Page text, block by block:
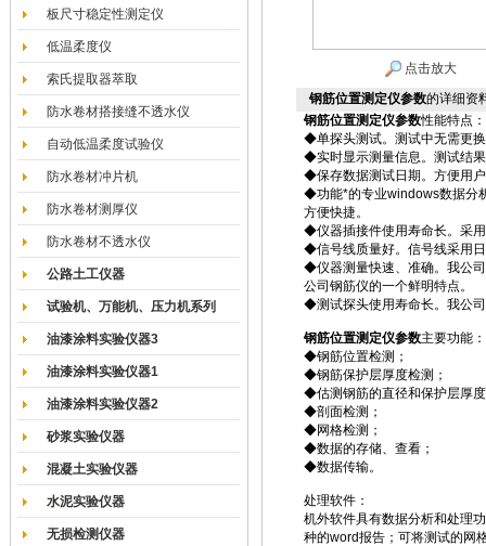
板尺寸稳定性测定仪
低温柔度仪
索氏提取器萃取
防水卷材搭接缝不透水仪
自动低温柔度试验仪
防水卷材冲片机
防水卷材测厚仪
防水卷材不透水仪
公路土工仪器
试验机、万能机、压力机系列
油漆涂料实验仪器3
油漆涂料实验仪器1
油漆涂料实验仪器2
砂浆实验仪器
混凝土实验仪器
水泥实验仪器
无损检测仪器
点击放大
钢筋位置测定仪参数的详细资
钢筋位置测定仪参数性能特点：
◆单探头测试。测试中无需更
◆实时显示测量信息。测试结
◆保存数据测试日期。方便用
◆功能*的专业windows数据分
方便快捷。
◆仪器插接件使用寿命长。采
◆信号线质量好。信号线采用
◆仪器测量快速、准确。我公
公司钢筋仪的一个鲜明特点。
◆测试探头使用寿命长。我公
钢筋位置测定仪参数主要功能：
◆钢筋位置检测；
◆钢筋保护层厚度检测；
◆估测钢筋的直径和保护层厚
◆剖面检测；
◆网格检测；
◆数据的存储、查看；
◆数据传输。
处理软件：
机外软件具有数据分析和处理
种的word报告；可将测试的网